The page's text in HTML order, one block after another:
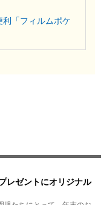
「フィルムポケ
レゼントにオリジナル